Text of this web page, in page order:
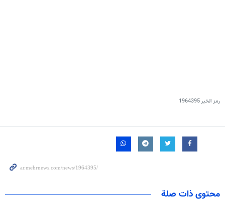
رمز الخبر1964395
محتوى ذات صلة